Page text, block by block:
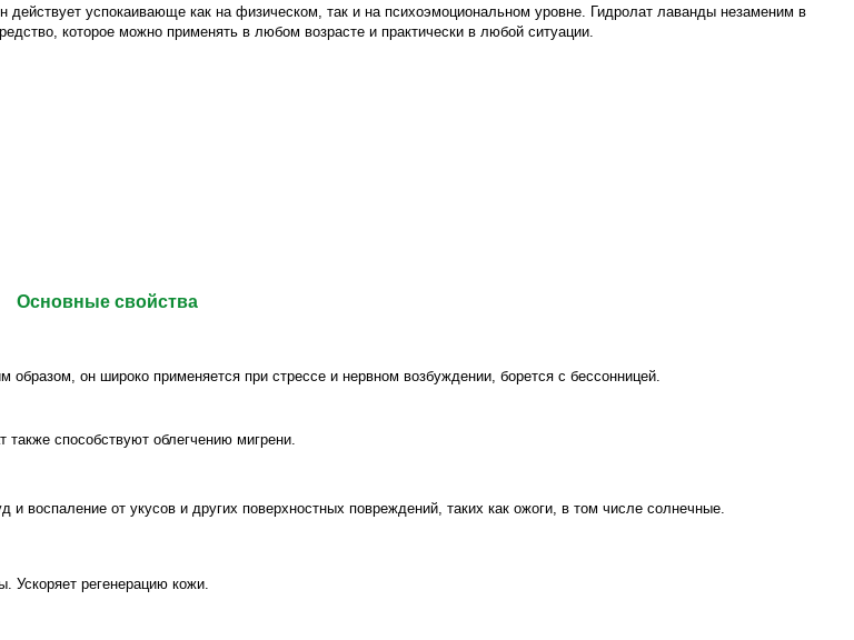
успокаивающе как на физическом, так и на психоэмоциональном уровне. Гидролат лаванды незаменим в
которое можно применять в любом возрасте и практически в любой ситуации.
Основные свойства
он широко применяется при стрессе и нервном возбуждении, борется с бессонницей.
способствуют облегчению мигрени.
воспаление от укусов и других поверхностных повреждений, таких как ожоги, в том числе солнечные.
Ускоряет регенерацию кожи.